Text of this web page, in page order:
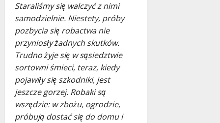
Staraliśmy się walczyć z nimi
samodzielnie. Niestety, próby
pozbycia się robactwa nie
przyniosły żadnych skutków.
Trudno żyje się w sąsiedztwie
sortowni śmieci, teraz, kiedy
pojawiły się szkodniki, jest
jeszcze gorzej. Robaki są
wszędzie: w zbożu, ogrodzie,
próbują dostać się do domu i